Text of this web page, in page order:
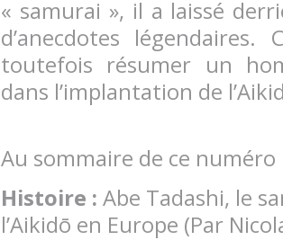
« samurai », il a laissé
d’anecdotes légendaires.
toutefois résumer un
dans l’implantation de
Au sommaire de ce numéro
Histoire : Abe Tadashi, le
l’Aikidō en Europe (Par